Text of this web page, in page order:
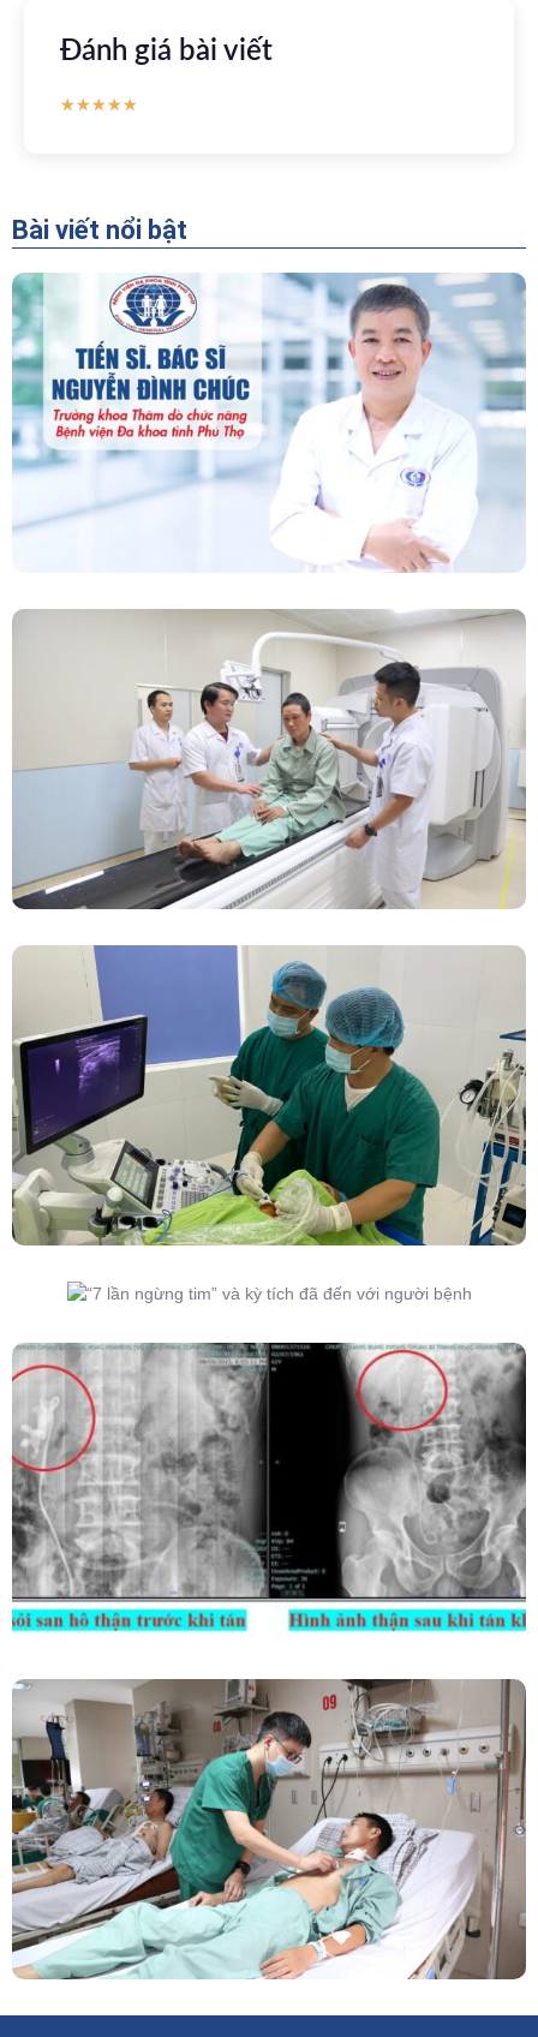
Đánh giá bài viết
★★★★★
Bài viết nổi bật
“Người Dẫn Đường” Của Khoa Thăm Dò Chức
Năng – Bệnh Viện Đa Khoa Tỉnh Phú Thọ
Chính Thức Vận Hành Máy Xạ Hình Thế Hệ
Mới Spect/CT Trong Chẩn Đoán Và Điều Trị
Ung Thư Tại Bệnh Viện Đa Khoa Tỉnh Phú Thọ
Đốt Sóng Cao Tần Dưới Siêu Âm, Điều Trị U
Lành Tuyến Giáp Không Cần Phẫu Thuật
Người Bệnh
Kết Hợp Tán Sỏi Qua Da Và Tán Sỏi Nội Soi
Ống Mềm – Kỹ Thuật Cao Loại Bỏ Triệt Để Sỏi
San Hô Thận
Phẫu Thuật Nội Soi Thay Van Tim – Bước Tiến
Vững Chắc Của Khoa Phẫu Thuật Tim Mạch
Lồng Ngực BVĐK Tỉnh Phú Thọ